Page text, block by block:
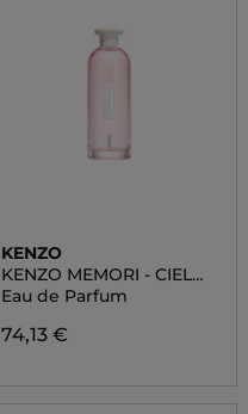
KENZO
KENZO MEMORI - CIEL
MAGNOLIA
Eau de Parfum
74,13 €